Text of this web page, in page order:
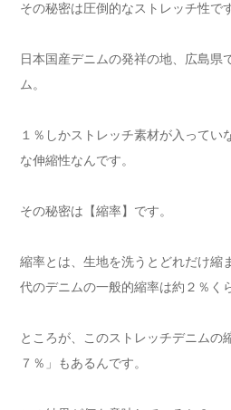
その秘密は圧倒的なストレッチ性で
日本国産デニムの発祥の地、広島県
ム。
１％しかストレッチ素材が入ってい
な伸縮性なんです。
その秘密は【縮率】です。
縮率とは、生地を洗うとどれだけ縮
代のデニムの一般的縮率は約２％く
ところが、このストレッチデニムの
７％」もあるんです。